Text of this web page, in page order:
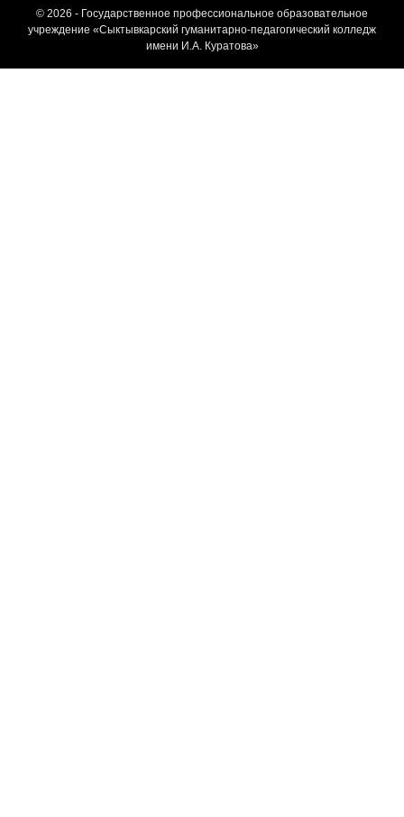
© 2026 - Государственное профессиональное образовательное
учреждение «Сыктывкарский гуманитарно-педагогический колледж
имени И.А. Куратова»